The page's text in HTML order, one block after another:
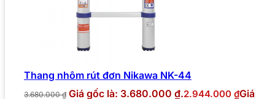
Thang nhôm rút đơn Nikawa NK-44
3.680.000₫ Giá gốc là: 3.680.000 ₫.2.944.000 ₫Giá